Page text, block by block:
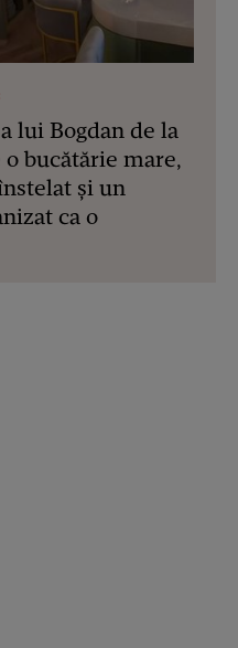
lui Bogdan de la
bucătărie mare,
și un
ca o